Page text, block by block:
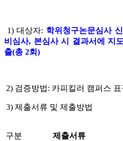
1) 대상자: 학위청구논문심사
비심사, 본심사 시 결과서에 지
출(총 2회)
2) 검증방법: 카피킬러 캠퍼스
3) 제출서류 및 제출방법
구분 제출서류